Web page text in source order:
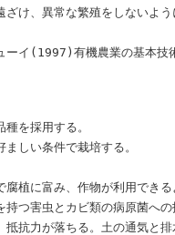
ざけ、異常な繁殖をしないよ
を採用する。
しい条件で栽培する。
植に富み、作物が利用でき
つ害虫とカビ類の病原菌へ
抗力が落ちる。土の通気と